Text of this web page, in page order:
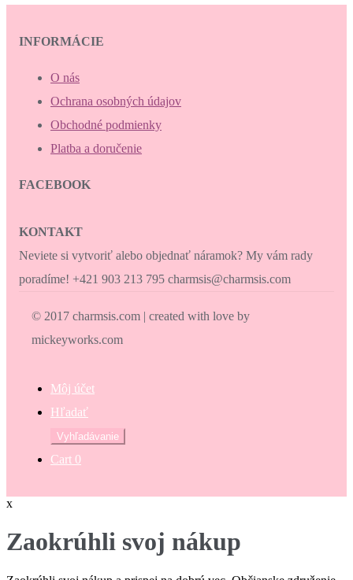
INFORMÁCIE
O nás
Ochrana osobných údajov
Obchodné podmienky
Platba a doručenie
FACEBOOK
KONTAKT
Neviete si vytvoriť alebo objednať náramok? My vám rady
poradíme! +421 903 213 795 charmsis@charmsis.com
© 2017 charmsis.com | created with love by
mickeyworks.com
Môj účet
Hľadať
Hľadať:
Vyhľadávanie
Cart 0
x
Zaokrúhli svoj nákup